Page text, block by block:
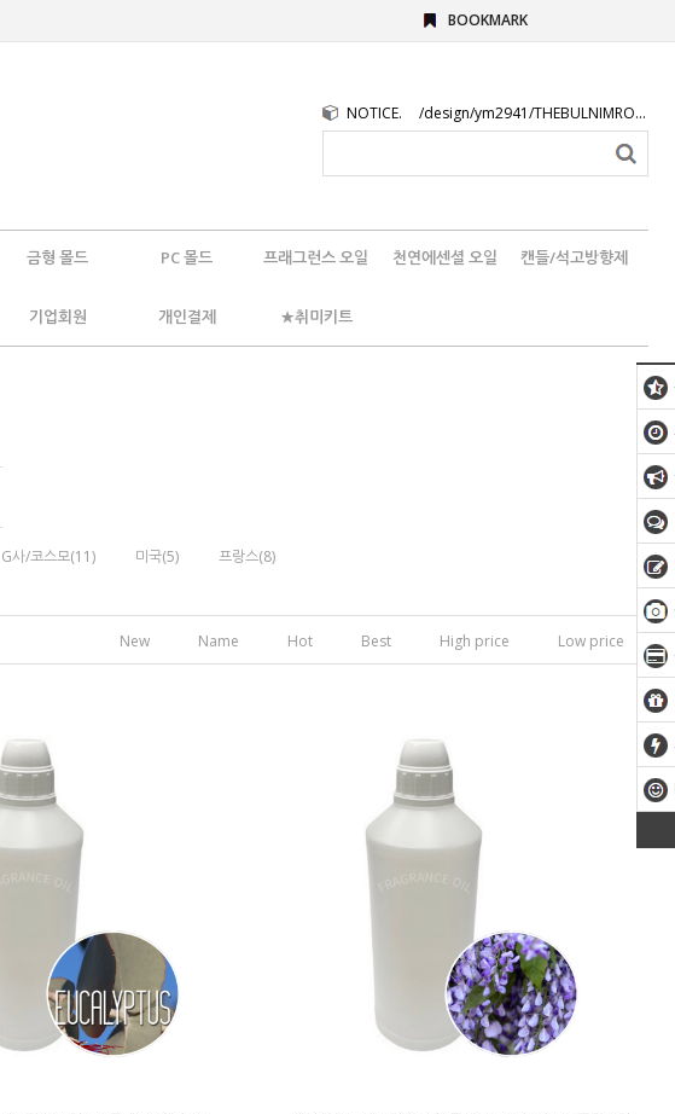
BOOKMARK
NOTICE. /design/ym2941/THEBULNIMROGO.png
금형 몰드 PC 몰드 프래그런스 오일 천연에센셜 오일 캔들/석고방향제
기업회원 개인결제 ★취미키트
사/코스모(11) 미국(5) 프랑스(8)
New Name Hot Best High price Low price